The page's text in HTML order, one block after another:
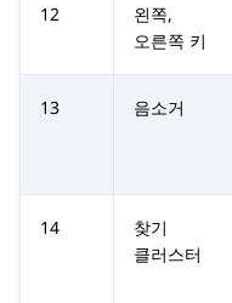
12
왼쪽,
오른쪽 키
13 음소거
14
찾기
클러스터